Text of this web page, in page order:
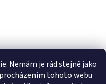
Nemám je rád stejně jako
tohoto webu